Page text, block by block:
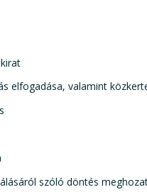
elfogadása, valamint
szóló döntés